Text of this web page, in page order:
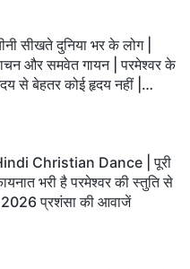
सीखते दुनिया भर के लोग |
और समवेत गायन | परमेश्वर के
से बेहतर कोई हृदय नहीं |
Christian Dance | पूरी
भरी है परमेश्वर की स्तुति से
| 2026 प्रशंसा की आवाजें